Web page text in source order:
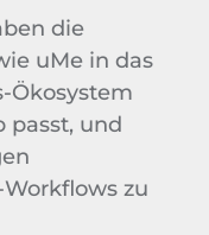
die
uMe in das
Ökosystem
passt, und
zu